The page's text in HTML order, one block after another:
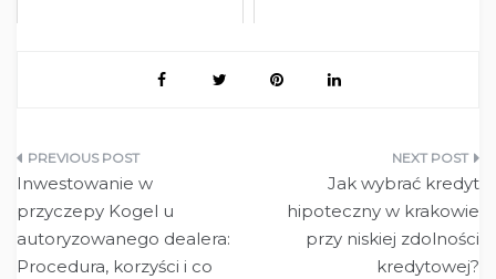
Nawigacja
wpisu
Inwestowanie w
przyczepy Kogel u
autoryzowanego dealera:
Procedura, korzyści i co
Jak wybrać kredyt
hipoteczny w krakowie
przy niskiej zdolności
kredytowej?